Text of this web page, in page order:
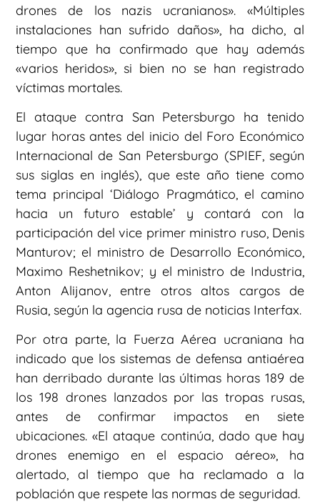
drones de los nazis ucranianos». «Múltiples
instalaciones han sufrido daños», ha dicho, al
tiempo que ha confirmado que hay además
«varios heridos», si bien no se han registrado
víctimas mortales.
El ataque contra San Petersburgo ha tenido
lugar horas antes del inicio del Foro Económico
Internacional de San Petersburgo (SPIEF, según
sus siglas en inglés), que este año tiene como
tema principal ‘Diálogo Pragmático, el camino
hacia un futuro estable’ y contará con la
participación del vice primer ministro ruso, Denis
Manturov; el ministro de Desarrollo Económico,
Maximo Reshetnikov; y el ministro de Industria,
Anton Alijanov, entre otros altos cargos de
Rusia, según la agencia rusa de noticias Interfax.
Por otra parte, la Fuerza Aérea ucraniana ha
indicado que los sistemas de defensa antiaérea
han derribado durante las últimas horas 189 de
los 198 drones lanzados por las tropas rusas,
antes de confirmar impactos en siete
ubicaciones. «El ataque continúa, dado que hay
drones enemigo en el espacio aéreo», ha
alertado, al tiempo que ha reclamado a la
población que respete las normas de seguridad.